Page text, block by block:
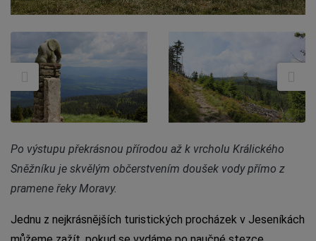
Po výstupu překrásnou přírodou až k vrcholu Králického
Sněžníku je skvělým občerstvením doušek vody přímo z
pramene řeky Moravy.
Jednu z nejkrásnějších turistických procházek v Jeseníkách